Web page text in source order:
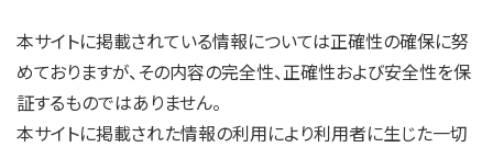
本サイトに掲載されている情報については正確性の確保に努
めておりますが、その内容の完全性、正確性および安全性を保
証するものではありません。
本サイトに掲載された情報の利用により利用者に生じた一切